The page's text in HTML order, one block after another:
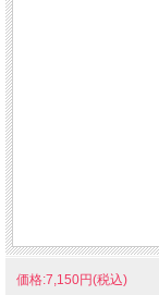
価格:7,150円(税込)